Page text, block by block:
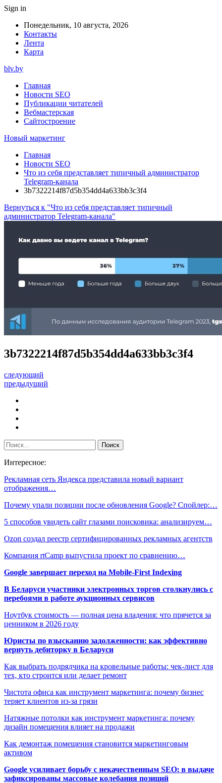
Sign in
Понедельник, 10 августа, 2026
Контакты
Лента
Карта
blv.by
Главная
Новости SEO
Публикации читателей
Вебмастерская
Сайтостроение
Новый маркетинг
Главная
Новости SEO
Что из себя представляет типичный администратор
Telegram-канала
3b7322214f87d5b354dd4a633bb3c3f4
Вернуться к "Что из себя представляет типичный
администратор Telegram-канала"
3b7322214f87d5b354dd4a633bb3c3f4
следующий
предыдущий
Интересное:
Рекламная сеть Яндекса представила новый вариант
отображения…
Почему упали позиции после обновления Google? Спойлер:…
5 способов увидеть сайт глазами поисковика: анализируем…
Ozon создал реестр сертифицированных рекламных агентств
Компания rtCamp выпустила проект по сравнению…
Google завершает переход на Mobile-First Indexing
В Беларуси участники электронных торгов столкнулись с
перебоями в работе аукционных сервисов
Ноутбук стоимость — полная цена владения: что прячется за
ценником в 2026 году
Юристы по взысканию задолженности: как эффективно
вернуть дебиторку в Беларуси
Как выбрать подрядчика на кровельные работы: чек-лист для
тех, кто строится или делает ремонт
Чистота офиса как инструмент маркетинга: почему бизнес
теряет клиентов из-за грязи
Натяжные потолки как инструмент маркетинга: почему
дизайн помещения влияет на продажи
Как демонтаж помещения становится маркетинговым
активом
Google усиливает борьбу с некачественным SEO: в выдаче
зафиксированы массовые колебания позиций